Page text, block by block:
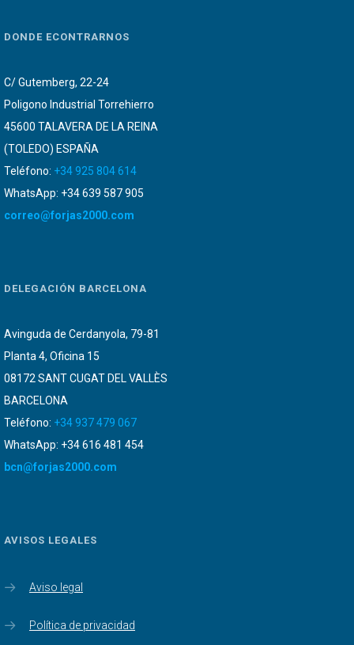
DONDE ECONTRARNOS
C/ Gutemberg, 22-24
Poligono Industrial Torrehierro
45600 TALAVERA DE LA REINA
(TOLEDO) ESPAÑA
Teléfono: +34 925 804 614
WhatsApp: +34 639 587 905
correo@forjas2000.com
DELEGACIÓN BARCELONA
Avinguda de Cerdanyola, 79-81
Planta 4, Oficina 15
08172 SANT CUGAT DEL VALLÈS
BARCELONA
Teléfono: +34 937 479 067
WhatsApp: +34 616 481 454
bcn@forjas2000.com
AVISOS LEGALES
Aviso legal
Política de privacidad